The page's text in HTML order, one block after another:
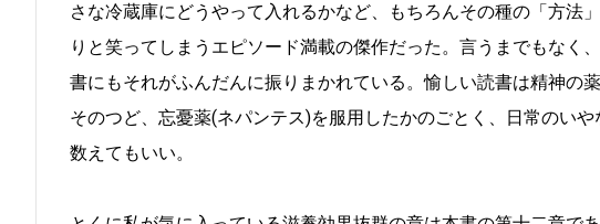
さな冷蔵庫にどうやって入れるかなど、もちろんその種の「方法
りと笑ってしまうエピソード満載の傑作だった。言うまでもなく
書にもそれがふんだんに振りまかれている。愉しい読書は精神の
そのつど、忘憂薬(ネパンテス)を服用したかのごとく、日常のい
数えてもいい。